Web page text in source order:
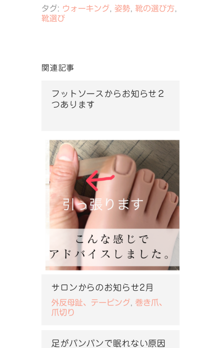
タグ: ウォーキング 姿勢 靴の選び方
靴選び
関連記事
フットソースからお知らせ２
つあります
サロンからのお知らせ2月
外反母趾、テーピング
巻き爪、
爪切り
足がパンパンで眠れない原因